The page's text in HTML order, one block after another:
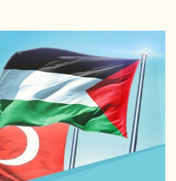
o
w
o
n
X
-
p
o
s
t
g
ö